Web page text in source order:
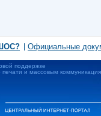
Официальные
поддержке
печати и массовым